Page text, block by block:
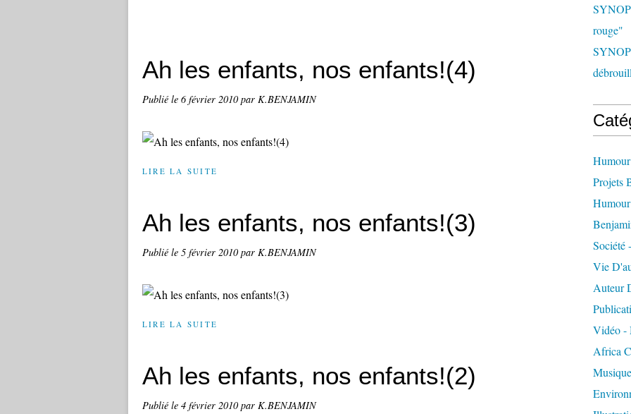
Ah les enfants, nos enfants!(4)
Publié le 6 février 2010par K.BENJAMIN
LIRE LA SUITE
Ah les enfants, nos enfants!(3)
Publié le 5 février 2010par K.BENJAMIN
LIRE LA SUITE
Ah les enfants, nos enfants!(2)
Publié le 4 février 2010par K.BENJAMIN
rouge"
Humour
Projets
Société
Vie
Auteur
Vidéo -
Africa